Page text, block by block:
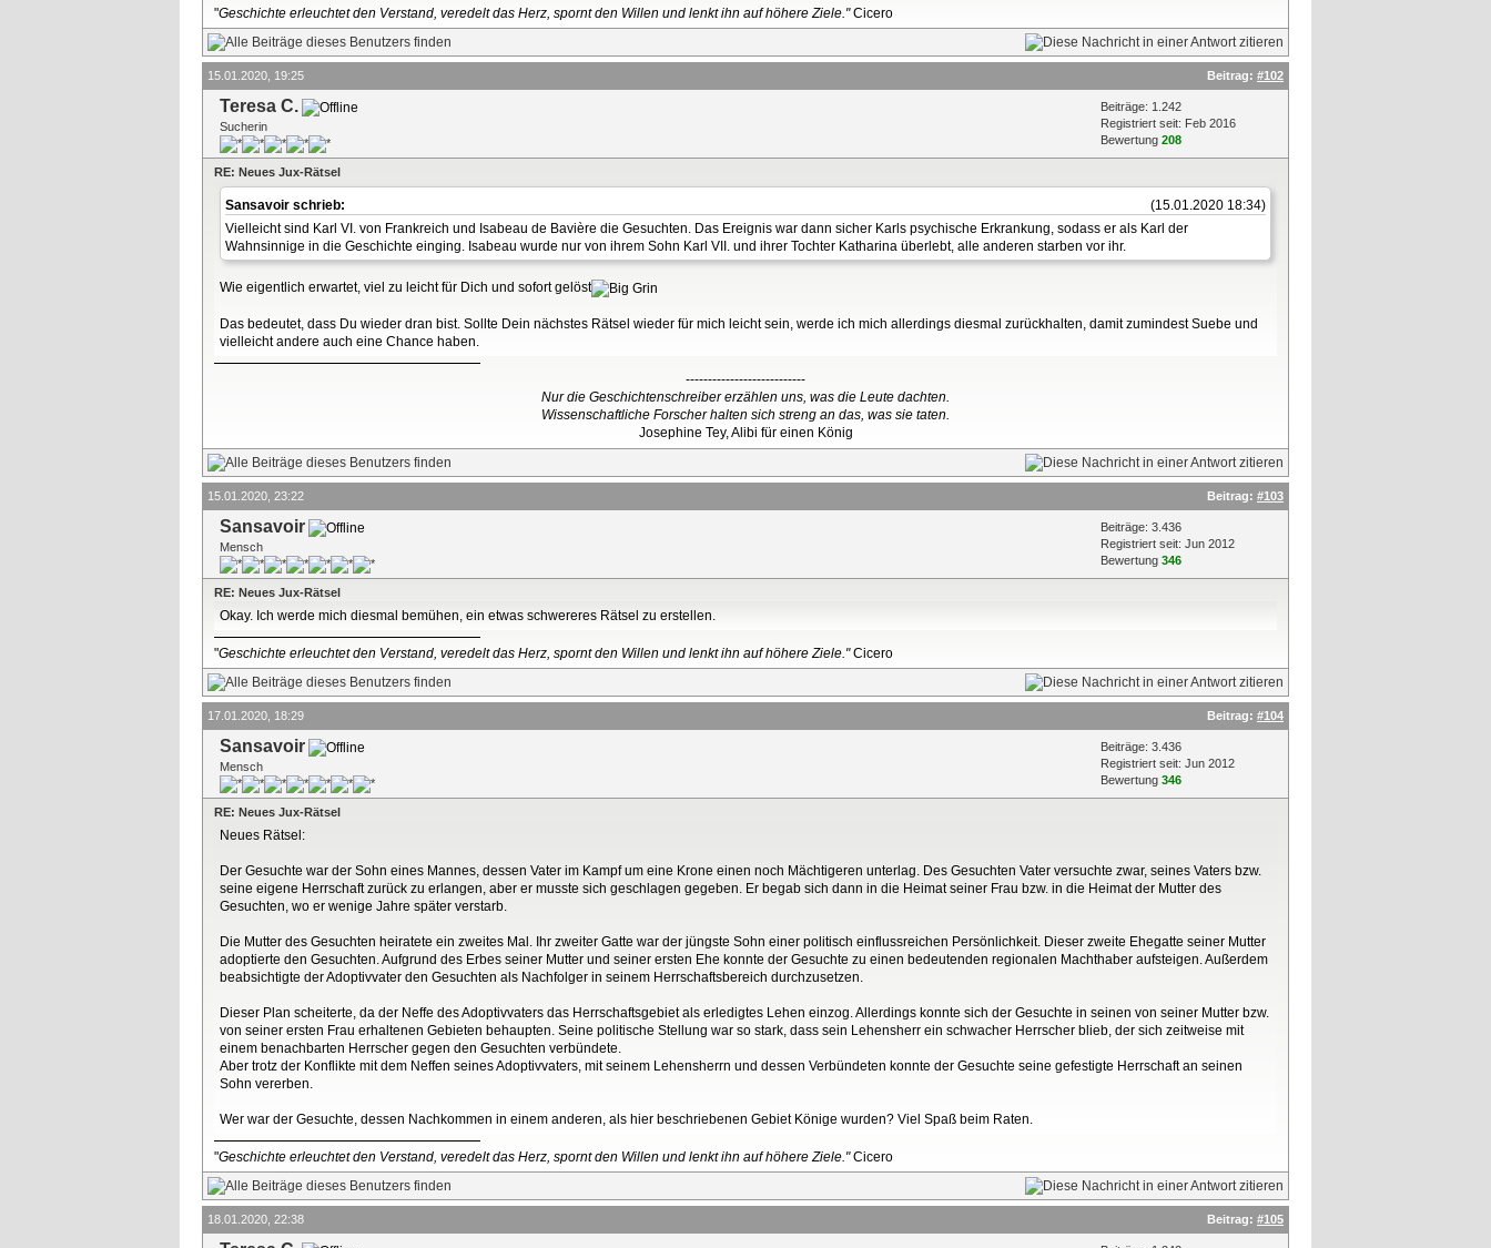
"Geschichte erleuchtet den Verstand, veredelt das Herz, spornt den Willen und lenkt ihn auf höhere Ziele."Cicero
15.01.2020, 19:25 Beitrag: #102
Teresa C.
Sucherin
Beiträge: 1.242
Registriert seit: Feb 2016
Bewertung 208
RE: Neues Jux-Rätsel
(15.01.2020 18:34)
Sansavoir schrieb:
Vielleicht sind Karl VI. von Frankreich und Isabeau de Bavière die Gesuchten. Das Ereignis war dann sicher Karls psychische Erkrankung, sodass er als Karl der
Wahnsinnige in die Geschichte einging. Isabeau wurde nur von ihrem Sohn Karl VII. und ihrer Tochter Katharina überlebt, alle anderen starben vor ihr.
Wie eigentlich erwartet, viel zu leicht für Dich und sofort gelöst
Das bedeutet, dass Du wieder dran bist. Sollte Dein nächstes Rätsel wieder für mich leicht sein, werde ich mich allerdings diesmal zurückhalten, damit zumindest Suebe und
vielleicht andere auch eine Chance haben.
---------------------------
Nur die Geschichtenschreiber erzählen uns, was die Leute dachten.
Wissenschaftliche Forscher halten sich streng an das, was sie taten.
Josephine Tey, Alibi für einen König
15.01.2020, 23:22 Beitrag: #103
Sansavoir
Mensch
Beiträge: 3.436
Registriert seit: Jun 2012
Bewertung 346
RE: Neues Jux-Rätsel
Okay. Ich werde mich diesmal bemühen, ein etwas schwereres Rätsel zu erstellen.
"Geschichte erleuchtet den Verstand, veredelt das Herz, spornt den Willen und lenkt ihn auf höhere Ziele."Cicero
17.01.2020, 18:29 Beitrag: #104
Sansavoir
Mensch
Beiträge: 3.436
Registriert seit: Jun 2012
Bewertung 346
RE: Neues Jux-Rätsel
Neues Rätsel:
Der Gesuchte war der Sohn eines Mannes, dessen Vater im Kampf um eine Krone einen noch Mächtigeren unterlag. Des Gesuchten Vater versuchte zwar, seines Vaters bzw.
seine eigene Herrschaft zurück zu erlangen, aber er musste sich geschlagen gegeben. Er begab sich dann in die Heimat seiner Frau bzw. in die Heimat der Mutter des
Gesuchten, wo er wenige Jahre später verstarb.
Die Mutter des Gesuchten heiratete ein zweites Mal. Ihr zweiter Gatte war der jüngste Sohn einer politisch einflussreichen Persönlichkeit. Dieser zweite Ehegatte seiner Mutter
adoptierte den Gesuchten. Aufgrund des Erbes seiner Mutter und seiner ersten Ehe konnte der Gesuchte zu einen bedeutenden regionalen Machthaber aufsteigen. Außerdem
beabsichtigte der Adoptivvater den Gesuchten als Nachfolger in seinem Herrschaftsbereich durchzusetzen.
Dieser Plan scheiterte, da der Neffe des Adoptivvaters das Herrschaftsgebiet als erledigtes Lehen einzog. Allerdings konnte sich der Gesuchte in seinen von seiner Mutter bzw.
von seiner ersten Frau erhaltenen Gebieten behaupten. Seine politische Stellung war so stark, dass sein Lehensherr ein schwacher Herrscher blieb, der sich zeitweise mit
einem benachbarten Herrscher gegen den Gesuchten verbündete.
Aber trotz der Konflikte mit dem Neffen seines Adoptivvaters, mit seinem Lehensherrn und dessen Verbündeten konnte der Gesuchte seine gefestigte Herrschaft an seinen
Sohn vererben.
Wer war der Gesuchte, dessen Nachkommen in einem anderen, als hier beschriebenen Gebiet Könige wurden? Viel Spaß beim Raten.
"Geschichte erleuchtet den Verstand, veredelt das Herz, spornt den Willen und lenkt ihn auf höhere Ziele."Cicero
18.01.2020, 22:38 Beitrag: #105